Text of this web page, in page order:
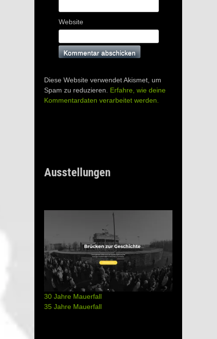
Website
Diese Website verwendet Akismet, um
Spam zu reduzieren. Erfahre, wie deine
Kommentardaten verarbeitet werden.
Ausstellungen
30 Jahre Mauerfall
35 Jahre Mauerfall